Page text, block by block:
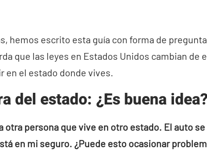
hemos escrito esta guía con forma de
que las leyes en Estados Unidos cambian de
en el estado donde vives.
del estado: ¿Es buena idea?
otra persona que vive en otro estado. El auto se
en mi seguro. ¿Puede esto ocasionar